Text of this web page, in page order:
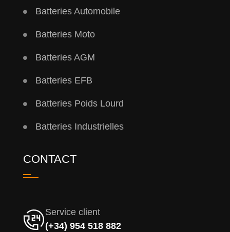
Batteries Automobile
Batteries Moto
Batteries AGM
Batteries EFB
Batteries Poids Lourd
Batteries Industrielles
CONTACT
Service client
(+34) 954 518 882